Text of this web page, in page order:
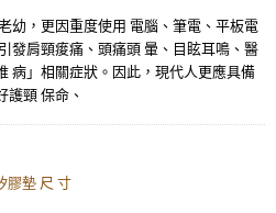
幼，更因重度使用 電腦、筆電、平板電
發肩頸痠痛、頭痛頭 暈、目眩耳鳴、醫
病」相關症狀。因此，現代人更應具備
護頸 保命、
膠墊 尺 寸